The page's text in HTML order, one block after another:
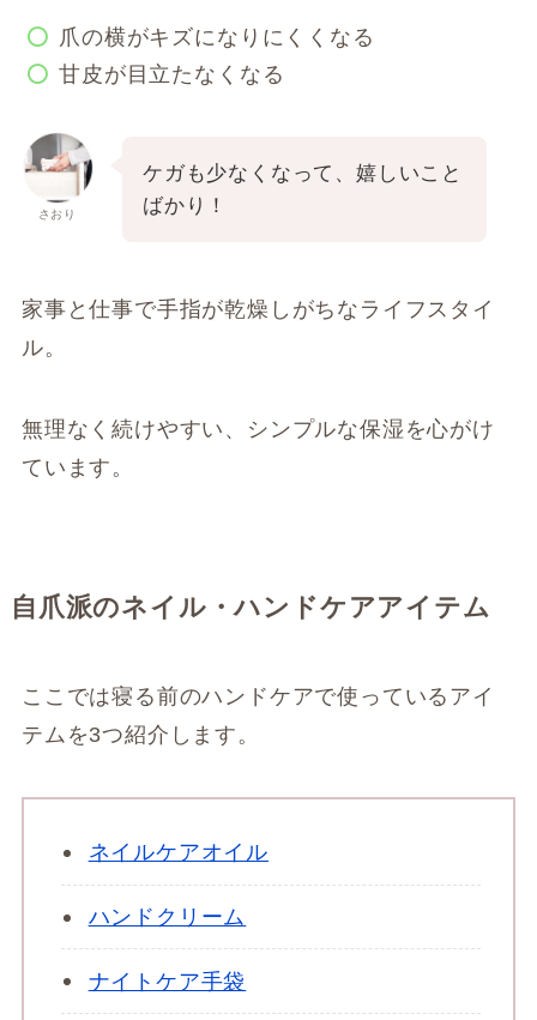
爪の横がキズになりにくくなる
甘皮が目立たなくなる
さおり
ケガも少なくなって、嬉しいこと
ばかり！
家事と仕事で手指が乾燥しがちなライフスタイ
ル。
無理なく続けやすい、シンプルな保湿を心がけ
ています。
自爪派のネイル・ハンドケアアイテム
ここでは寝る前のハンドケアで使っているアイ
テムを3つ紹介します。
ネイルケアオイル
ハンドクリーム
ナイトケア手袋